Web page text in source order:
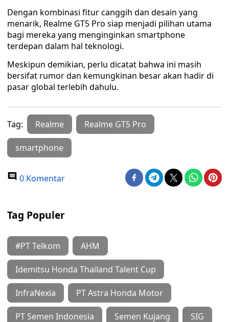
Dengan kombinasi fitur canggih dan desain yang
menarik, Realme GT5 Pro siap menjadi pilihan utama
bagi mereka yang menginginkan smartphone
terdepan dalam hal teknologi.
Meskipun demikian, perlu dicatat bahwa ini masih
bersifat rumor dan kemungkinan besar akan hadir di
pasar global terlebih dahulu.
Tag: Realme Realme GT5 Pro
smartphone
0 Komentar
Tag Populer
#PT Telkom AHM
Idemitsu Honda Thailand Talent Cup
InfraNexia PT Astra Honda Motor
PT Semen Indonesia Semen Kujang SIG